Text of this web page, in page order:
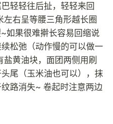
轻轻往后扯，轻轻来回
右呈等腰三角形越长圈
如果很难擀长容易回缩说
松弛（动作慢的可以做一
黄油块，面团两侧用刷
尾（玉米油也可以），抹
路消失~ 卷起时注意两边